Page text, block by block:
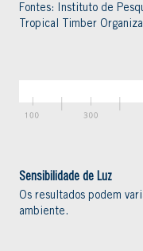
Fontes: Instituto de
Tropical Timber
Sensibilidade de Luz
Os resultados podem
ambiente.